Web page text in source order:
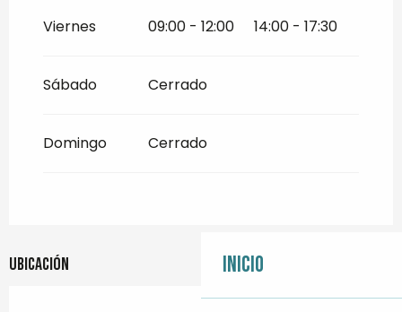
Inicio
Viernes 09:00 - 12:00 14:00 - 17:30
Sábado Cerrado
Domingo Cerrado
Ubicación